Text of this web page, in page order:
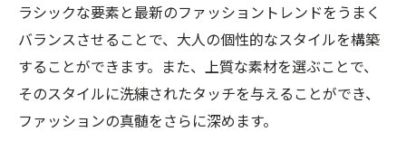
ラシックな要素と最新のファッショントレンドをうまく
バランスさせることで、大人の個性的なスタイルを構築
することができます。また、上質な素材を選ぶことで、
そのスタイルに洗練されたタッチを与えることができ、
ファッションの真髄をさらに深めます。